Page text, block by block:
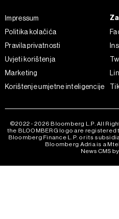
Impressum
Politika kolačića
Pravila privatnosti
Uvjeti korištenja
Marketing
Korištenje umjetne inteligencije
©2022 - 2026 Bloomberg L.P. All
the BLOOMBERG logo are
Bloomberg Finance L.P. or its
Bloomberg Adria is a
News CMS